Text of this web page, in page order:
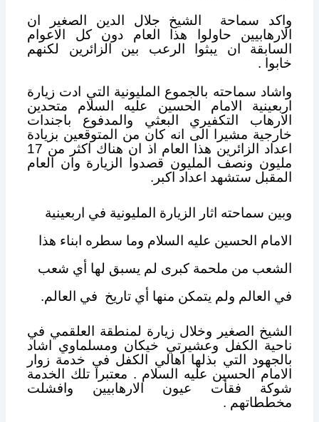
واكد سماحة
الشيخ جلال الدين الصغير ان
الارهابيين حاولوا هذا العام دون كل الاعوام
السابقة ان يبثوا الرعب بين الزائرين لكنهم
خابوا .
واشاد سماحته بالجموع المليونية التي ادت زيارة
اربعينية الامام الحسين عليه السلام متحدين
الارهاب التكفيري البعثي والمدفوع باجندات
خارجية مشيرا الى انه كان من المتوقعين بزيادة
اعداد الزائرين هذا العام اذ ان هناك اكثر من 17
مليون ونصف المليون قصدوا الزيارة وان العام
المقبل ستشهد اعداد اكبر.
وبين سماحته اثار الزيارة المليونية في اربعينية
الامام الحسين عليه السلام وما سطره ابناء هذا
الشعب من ملحمة كبرى لم يسبق لها أي شعب
في العالم ولم يتمكن منها أي تاريخ في العالم.
الشيخ الصغير وخلال زيارة لمنطقة العلقمي في
ناحية الكفل وعشيرتي خيكان ومسلماوي اشاد
بالجهود التي بذلها اهالي الكفل في خدمة زوار
الامام الحسين عليه السلام . معتبرا تلك الخدمة
شوكة فقأت عيون الارهابيين وافشلت
مخططاتهم .